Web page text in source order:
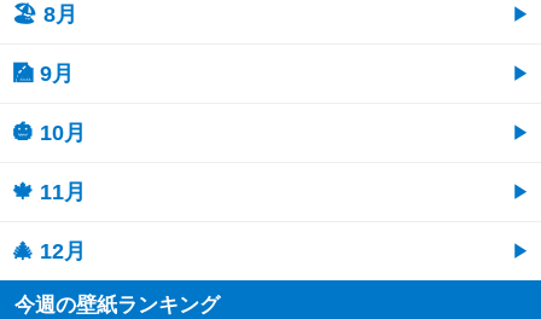
🏖 8月
🎑 9月
🎃 10月
🍁 11月
🎄 12月
今週の壁紙ランキング